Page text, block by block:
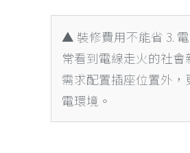
▲ 裝修費用不能省 3.
常看到電線走火的社
需求配置插座位置外
電環境。